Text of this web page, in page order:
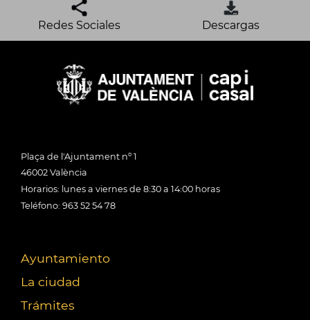
Redes Sociales Descargas
Plaça de l'Ajuntament nº 1
46002 València
Horarios: lunes a viernes de 8:30 a 14:00 horas
Teléfono: 963 52 54 78
Ayuntamiento
La ciudad
Trámites